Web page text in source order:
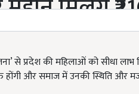
से प्रदेश की महिलाओं को सीधा
होंगी और समाज में उनकी स्थिति और